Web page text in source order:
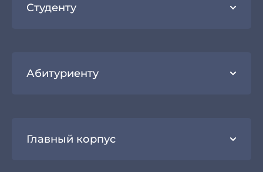
Студенту
Абитуриенту
Главный корпус